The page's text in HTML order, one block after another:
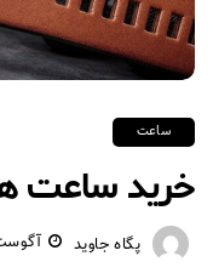
ساعت
خرید ساعت
پگاه جاوید آگوست 19,